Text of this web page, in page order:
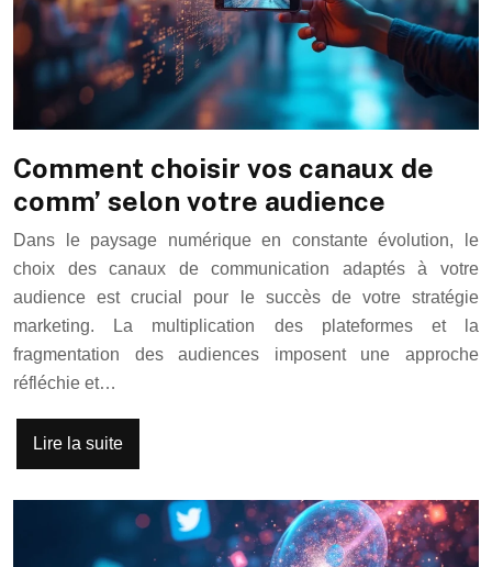
Comment choisir vos canaux de
comm’ selon votre audience
Dans le paysage numérique en constante évolution, le
choix des canaux de communication adaptés à votre
audience est crucial pour le succès de votre stratégie
marketing. La multiplication des plateformes et la
fragmentation des audiences imposent une approche
réfléchie et…
Lire la suite